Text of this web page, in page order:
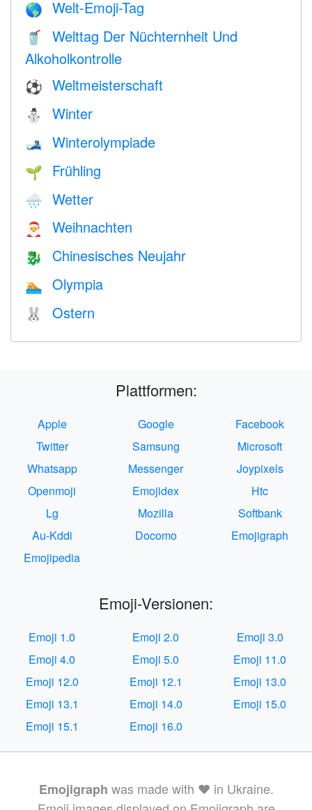
🌎 Welt-Emoji-Tag
🥤
Welttag Der Nüchternheit Und
Alkoholkontrolle
⚽ Weltmeisterschaft
⛄ Winter
🎿 Winterolympiade
🌱 Frühling
🌧 Wetter
🎅 Weihnachten
🐉 Chinesisches Neujahr
🏊 Olympia
🐰 Ostern
Plattformen:
Apple Google
Facebook
Twitter
Samsung
Microsoft
Whatsapp
Messenger
Joypixels
Openmoji
Emojidex
Htc
Lg
Mozilla
Softbank
Au-Kddi
Docomo
Emojigraph
Emojipedia
Emoji-Versionen:
Emoji 1.0 Emoji 2.0
Emoji 3.0
Emoji 4.0
Emoji 5.0
Emoji 11.0
Emoji 12.0
Emoji 12.1
Emoji 13.0
Emoji 13.1
Emoji 14.0
Emoji 15.0
Emoji 15.1
Emoji 16.0
Emojigraph was made with ❤️ in Ukraine.